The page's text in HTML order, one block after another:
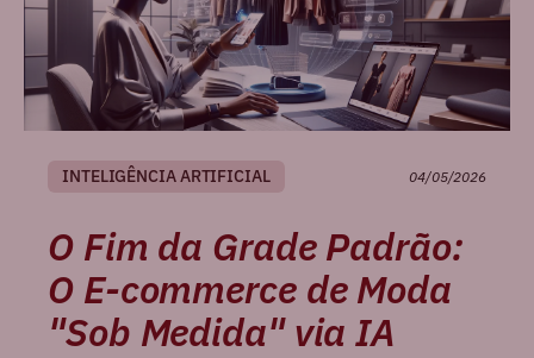
INTELIGÊNCIA ARTIFICIAL 04/05/2026
O Fim da Grade Padrão:
O E-commerce de Moda
"Sob Medida" via IA